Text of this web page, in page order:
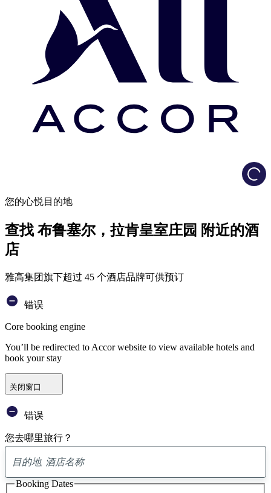
您的心悦目的地
查找 布鲁塞尔，拉肯皇室庄园 附近的酒
店
雅高集团旗下超过 45 个酒店品牌可供预订
错误
Core booking engine
You’ll be redirected to Accor website to view available hotels and
book your stay
关闭窗口
错误
您去哪里旅行？
找
到
Booking Dates